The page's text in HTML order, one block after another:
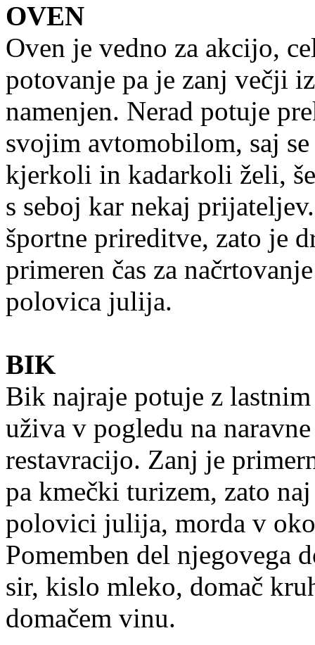
OVEN
Oven je vedno za akcijo,
potovanje pa je zanj večji
namenjen. Nerad potuje
svojim avtomobilom, saj
kjerkoli in kadarkoli želi,
s seboj kar nekaj
športne prireditve, zato je
primeren čas za
polovica julija.
BIK
Bik najraje potuje z
uživa v pogledu na
restavracijo. Zanj je
pa kmečki turizem, zato
polovici julija, morda v
Pomemben del njegovega
sir, kislo mleko, domač
domačem vinu.